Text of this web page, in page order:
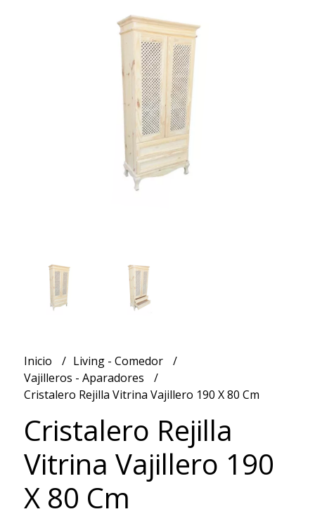
Inicio
Living - Comedor
Vajilleros - Aparadores
Cristalero Rejilla Vitrina Vajillero 190 X 80 Cm
Cristalero Rejilla
Vitrina Vajillero 190
X 80 Cm